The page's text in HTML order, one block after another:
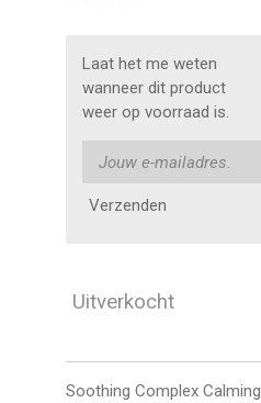
Laat het me weten
wanneer dit product
weer op voorraad is.
Verzenden
Uitverkocht
Soothing Complex Calming